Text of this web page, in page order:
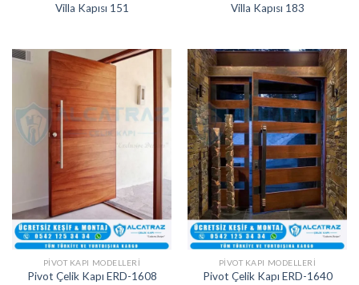
Villa Kapısı 151 Villa Kapısı 183
PIVOT KAPI MODELLERI
Pivot Çelik Kapı ERD-1608
PIVOT KAPI MODELLERI
Pivot Çelik Kapı ERD-1640